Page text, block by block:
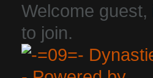
Welcome guest,
to join.